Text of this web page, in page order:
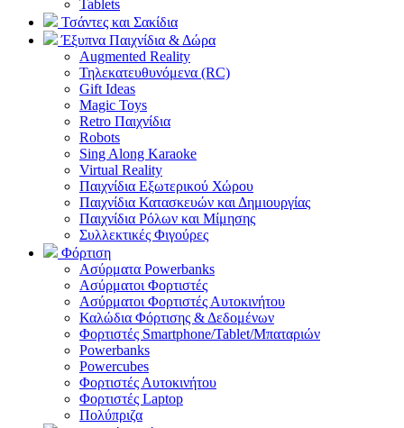
Tablets
Τσάντες και Σακίδια
Έξυπνα Παιχνίδια & Δώρα
Augmented Reality
Τηλεκατευθυνόμενα (RC)
Gift Ideas
Magic Toys
Retro Παιχνίδια
Robots
Sing Along Karaoke
Virtual Reality
Παιχνίδια Εξωτερικού Χώρου
Παιχνίδια Κατασκευών και Δημιουργίας
Παιχνίδια Ρόλων και Μίμησης
Συλλεκτικές Φιγούρες
Φόρτιση
Ασύρματα Powerbanks
Aσύρματοι Φορτιστές
Ασύρματοι Φορτιστές Αυτοκινήτου
Καλώδια Φόρτισης & Δεδομένων
Φορτιστές Smartphone/Tablet/Μπαταριών
Powerbanks
Powercubes
Φορτιστές Αυτοκινήτου
Φορτιστές Laptop
Πολύπριζα